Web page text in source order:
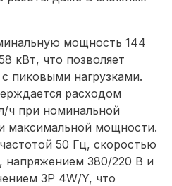
мощность 144
кВт, что позволяет
пиковыми нагрузками.
расходом
ч при номинальной
максимальной мощности.
50 Гц, скоростью
напряжением 380/220 В и
3P 4W/Y, что